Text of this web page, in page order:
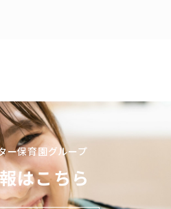
ー保育園グループ
はこちら